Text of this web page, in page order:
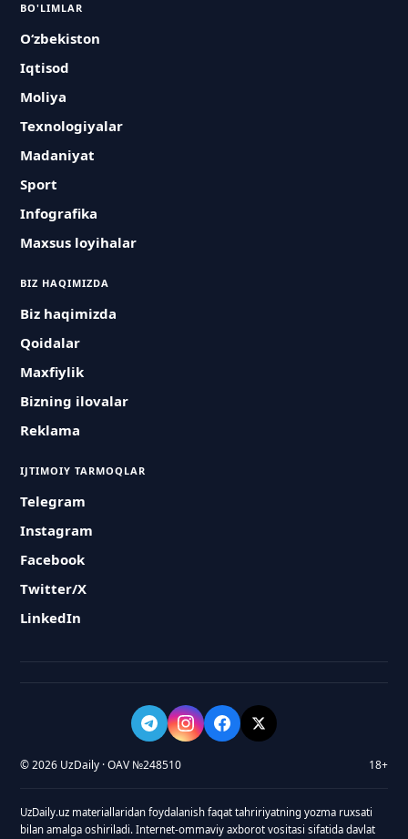
BO'LIMLAR
O‘zbekiston
Iqtisod
Moliya
Texnologiyalar
Madaniyat
Sport
Infografika
Maxsus loyihalar
BIZ HAQIMIZDA
Biz haqimizda
Qoidalar
Maxfiylik
Bizning ilovalar
Reklama
IJTIMOIY TARMOQLAR
Telegram
Instagram
Facebook
Twitter/X
LinkedIn
© 2026 UzDaily · OAV №248510 18+
UzDaily.uz materiallaridan foydalanish faqat tahririyatning yozma ruxsati
bilan amalga oshiriladi. Internet-ommaviy axborot vositasi sifatida davlat